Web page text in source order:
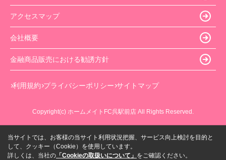
アクセスマップ
会社概要
金融商品販売における勧誘方針
利用規約 プライバシーポリシー サイトマップ
Copyright(c) ホームメイトFC呉駅前店 All Rights Reserved.
当サイトでは、お客様の当サイト利用状況把握、サービス向上検討を目的と
して、クッキー（Cookie）を使用しています。
詳しくは、当社の 「Cookieの取扱いについて」 をご確認ください。